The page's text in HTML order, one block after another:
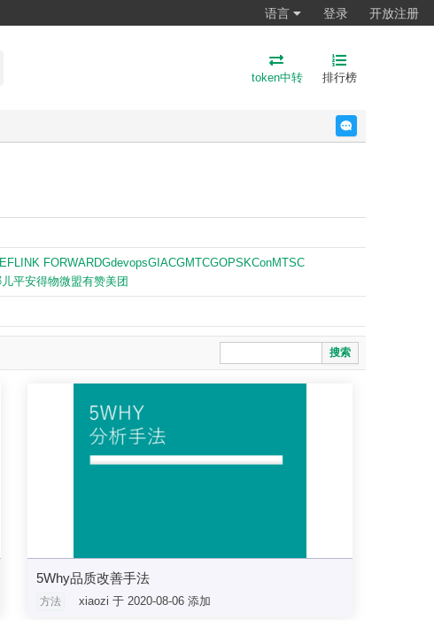
语言 登录 开放注册
token中转 排行榜
FLINK FORWARDGdevopsGIACGMTCGOPS KConMTSC
平安得物微盟有赞美团
搜索
5Why品质改善手法
方法 xiaozi 于 2020-08-06 添加